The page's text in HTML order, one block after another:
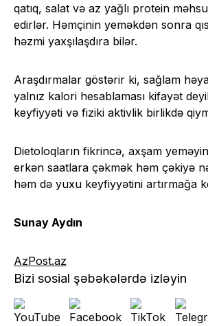
qatıq, salat və az yağlı protein
edirlər. Həmçinin yeməkdən sonra
həzmi yaxşılaşdıra bilər.
Araşdırmalar göstərir ki, sağlam
yalnız kalori hesablaması kifayət
keyfiyyəti və fiziki aktivlik birlikdə
Dietoloqların fikrincə, axşam
erkən saatlara çəkmək həm çəkiyə
həm də yuxu keyfiyyətini artırmağa
Sunay Aydın
AzPost.az
Bizi sosial şəbəkələrdə izləyin